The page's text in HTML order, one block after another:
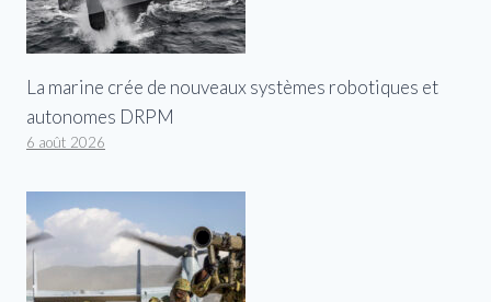
La marine crée de nouveaux systèmes robotiques et
autonomes DRPM
6 août 2026